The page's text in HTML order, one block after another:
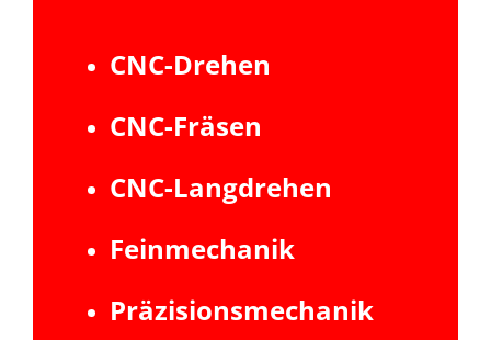
CNC-Drehen
CNC-Fräsen
CNC-Langdrehen
Feinmechanik
Präzisionsmechanik